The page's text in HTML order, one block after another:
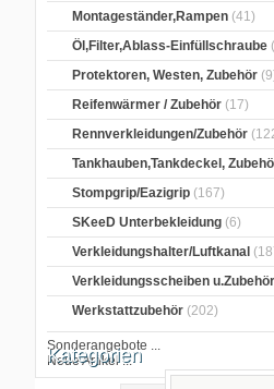
Montageständer,Rampen (41)
Öl,Filter,Ablass-Einfüllschraube
Protektoren, Westen, Zubehör
Reifenwärmer / Zubehör (17)
Rennverkleidungen/Zubehör
Tankhauben,Tankdeckel,
Stompgrip/Eazigrip (167)
SKeeD Unterbekleidung (6)
Verkleidungshalter/Luftkanal
Verkleidungsscheiben u.Zubehör
Werkstattzubehör (202)
Sonderangebote ...
Neue Artikel ...
Kategorien